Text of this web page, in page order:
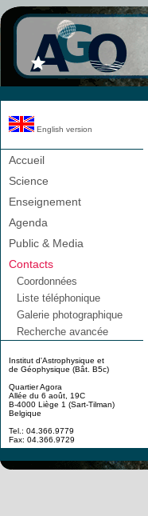
English version
Accueil
Science
Enseignement
Agenda
Public & Media
Contacts
Coordonnées
Liste téléphonique
Galerie photographique
Recherche avancée
Institut d'Astrophysique et
de Géophysique (Bât. B5c)
Quartier Agora
Allée du 6 août, 19C
B-4000 Liège 1 (Sart-Tilman)
Belgique
Tel.: 04.366.9779
Fax: 04.366.9729